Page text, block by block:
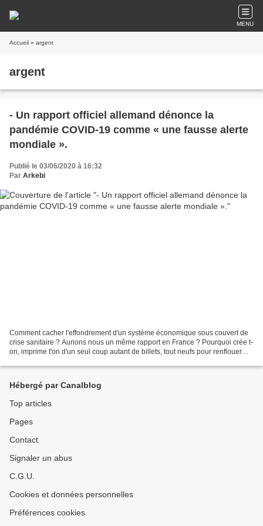
MENU
Accueil » argent
argent
- Un rapport officiel allemand dénonce la
pandémie COVID-19 comme « une fausse alerte
mondiale ».
Publié le 03/06/2020 à 16:32
Par Arkebi
Comment cacher l'effondrement d'un système économique sous couvert de
crise sanitaire ? Aurions nous un même rapport en France ? Pourquoi crée t-
on, imprime t'on d'un seul coup autant de billets, tout neufs pour renflouer
Hébergé par Canalblog
Top articles
Pages
Contact
Signaler un abus
C.G.U.
Cookies et données personnelles
Préférences cookies